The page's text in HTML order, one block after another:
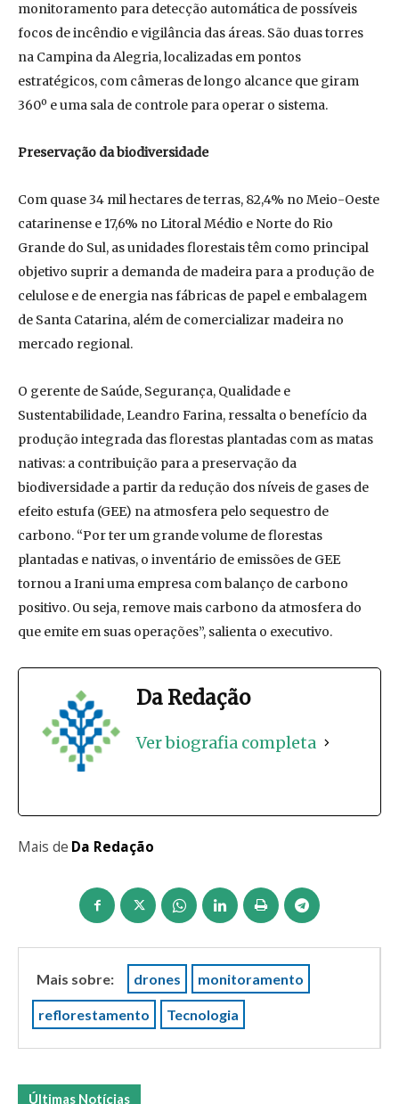
monitoramento para detecção automática de possíveis
focos de incêndio e vigilância das áreas. São duas torres
na Campina da Alegria, localizadas em pontos
estratégicos, com câmeras de longo alcance que giram
360º e uma sala de controle para operar o sistema.
Preservação da biodiversidade
Com quase 34 mil hectares de terras, 82,4% no Meio-Oeste
catarinense e 17,6% no Litoral Médio e Norte do Rio
Grande do Sul, as unidades florestais têm como principal
objetivo suprir a demanda de madeira para a produção de
celulose e de energia nas fábricas de papel e embalagem
de Santa Catarina, além de comercializar madeira no
mercado regional.
O gerente de Saúde, Segurança, Qualidade e
Sustentabilidade, Leandro Farina, ressalta o benefício da
produção integrada das florestas plantadas com as matas
nativas: a contribuição para a preservação da
biodiversidade a partir da redução dos níveis de gases de
efeito estufa (GEE) na atmosfera pelo sequestro de
carbono. “Por ter um grande volume de florestas
plantadas e nativas, o inventário de emissões de GEE
tornou a Irani uma empresa com balanço de carbono
positivo. Ou seja, remove mais carbono da atmosfera do
que emite em suas operações”, salienta o executivo.
Da Redação
Ver biografia completa
Mais de Da Redação
Mais sobre: drones monitoramento
reflorestamento Tecnologia
Últimas Notícias